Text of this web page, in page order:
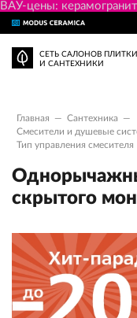
ВАУ-цены:
СЕТЬ САЛОНОВ ПЛИТКИ
И САНТЕХНИКИ
Главная — Сантехника
—
Смесители и душевые
Тип управления смесителя
скрытого